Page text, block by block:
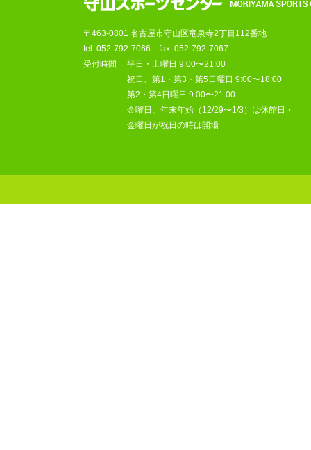
〒463-0801 名古屋市守山区竜泉寺2丁目112番地
tel. 052-792-7066 fax. 052-792-7067
受付時間
平日・土曜日 9:00〜21:00
祝日、第1・第3・第5日曜日 9:00〜18:00
第2・第4日曜日 9:00〜21:00
金曜日、年末年始（12/29〜1/3）は休館日・
金曜日が祝日の時は開場